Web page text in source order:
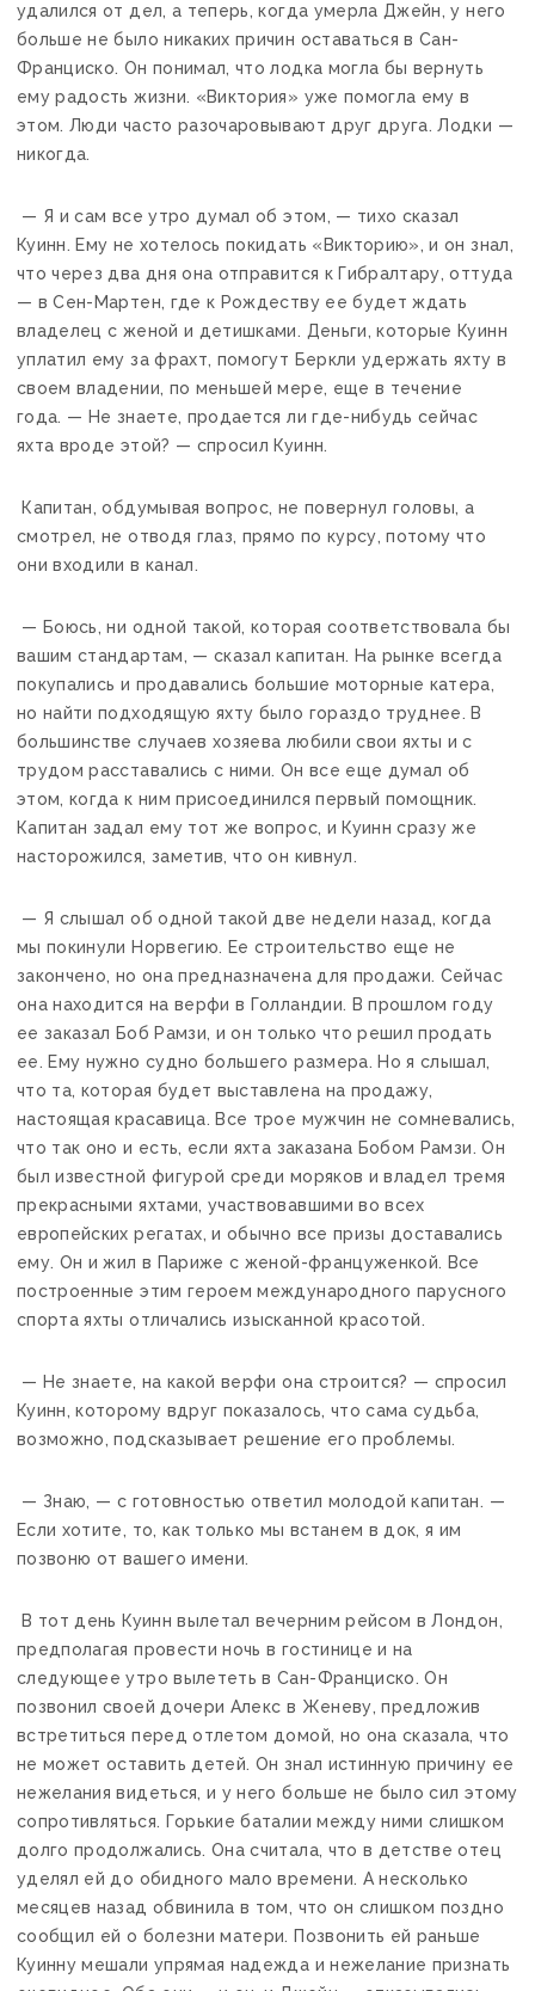
удалился от дел, а теперь, когда умерла Джейн, у него
больше не было никаких причин оставаться в Сан-
Франциско. Он понимал, что лодка могла бы вернуть
ему радость жизни. «Виктория» уже помогла ему в
этом. Люди часто разочаровывают друг друга. Лодки —
никогда.
— Я и сам все утро думал об этом, — тихо сказал
Куинн. Ему не хотелось покидать «Викторию», и он знал,
что через два дня она отправится к Гибралтару, оттуда
— в Сен-Мартен, где к Рождеству ее будет ждать
владелец с женой и детишками. Деньги, которые Куинн
уплатил ему за фрахт, помогут Беркли удержать яхту в
своем владении, по меньшей мере, еще в течение
года. — Не знаете, продается ли где-нибудь сейчас
яхта вроде этой? — спросил Куинн.
Капитан, обдумывая вопрос, не повернул головы, а
смотрел, не отводя глаз, прямо по курсу, потому что
они входили в канал.
— Боюсь, ни одной такой, которая соответствовала бы
вашим стандартам, — сказал капитан. На рынке всегда
покупались и продавались большие моторные катера,
но найти подходящую яхту было гораздо труднее. В
большинстве случаев хозяева любили свои яхты и с
трудом расставались с ними. Он все еще думал об
этом, когда к ним присоединился первый помощник.
Капитан задал ему тот же вопрос, и Куинн сразу же
насторожился, заметив, что он кивнул.
— Я слышал об одной такой две недели назад, когда
мы покинули Норвегию. Ее строительство еще не
закончено, но она предназначена для продажи. Сейчас
она находится на верфи в Голландии. В прошлом году
ее заказал Боб Рамзи, и он только что решил продать
ее. Ему нужно судно большего размера. Но я слышал,
что та, которая будет выставлена на продажу,
настоящая красавица. Все трое мужчин не сомневались,
что так оно и есть, если яхта заказана Бобом Рамзи. Он
был известной фигурой среди моряков и владел тремя
прекрасными яхтами, участвовавшими во всех
европейских регатах, и обычно все призы доставались
ему. Он и жил в Париже с женой-француженкой. Все
построенные этим героем международного парусного
спорта яхты отличались изысканной красотой.
— Не знаете, на какой верфи она строится? — спросил
Куинн, которому вдруг показалось, что сама судьба,
возможно, подсказывает решение его проблемы.
— Знаю, — с готовностью ответил молодой капитан. —
Если хотите, то, как только мы встанем в док, я им
позвоню от вашего имени.
В тот день Куинн вылетал вечерним рейсом в Лондон,
предполагая провести ночь в гостинице и на
следующее утро вылететь в Сан-Франциско. Он
позвонил своей дочери Алекс в Женеву, предложив
встретиться перед отлетом домой, но она сказала, что
не может оставить детей. Он знал истинную причину ее
нежелания видеться, и у него больше не было сил этому
сопротивляться. Горькие баталии между ними слишком
долго продолжались. Она считала, что в детстве отец
уделял ей до обидного мало времени. А несколько
месяцев назад обвинила в том, что он слишком поздно
сообщил ей о болезни матери. Позвонить ей раньше
Куинну мешали упрямая надежда и нежелание признать